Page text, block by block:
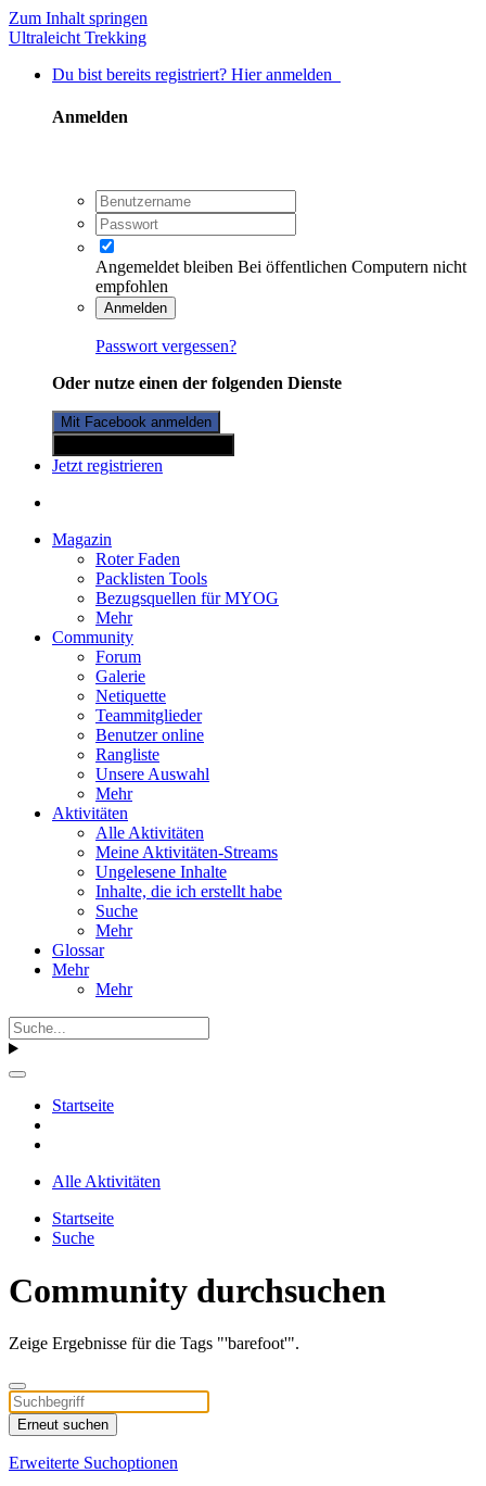
Zum Inhalt springen
Ultraleicht Trekking
Du bist bereits registriert? Hier anmelden
Anmelden
Angemeldet bleiben Bei öffentlichen Computern nicht
empfohlen
Anmelden
Passwort vergessen?
Oder nutze einen der folgenden Dienste
Mit Facebook anmelden
Jetzt registrieren
Magazin
Roter Faden
Packlisten Tools
Bezugsquellen für MYOG
Mehr
Community
Forum
Galerie
Netiquette
Teammitglieder
Benutzer online
Rangliste
Unsere Auswahl
Mehr
Aktivitäten
Alle Aktivitäten
Meine Aktivitäten-Streams
Ungelesene Inhalte
Inhalte, die ich erstellt habe
Suche
Mehr
Glossar
Mehr
Mehr
Startseite
Alle Aktivitäten
Startseite
Suche
Community durchsuchen
Zeige Ergebnisse für die Tags "'barefoot'".
Erneut suchen
Erweiterte Suchoptionen